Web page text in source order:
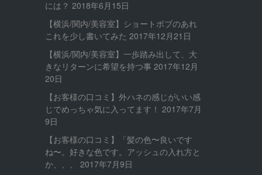
には？ 2018年6月15日
【横浜/関内/美容室】ショートボブのあれ
これを少し書いてみた 2017年12月21日
【横浜/関内/美容室】一歩踏み出して、大
きなリターンに希望を持つ事 2017年12月
20日
【お客様の口コミ】外ハネの感じがいい感
じでめっちゃ気に入ってます！ 2017年7月
9日
【お客様の口コミ】「髪の色〜良いです
ね〜。好きな色です。アッシュの入れ方と
か、、、
2017年7月9日